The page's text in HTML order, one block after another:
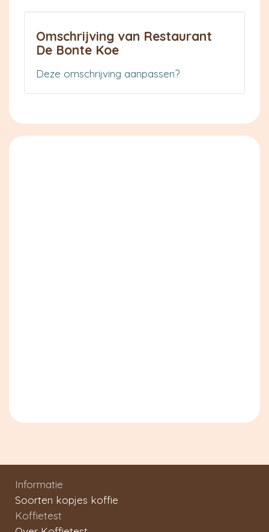
Omschrijving van Restaurant
De Bonte Koe
Deze omschrijving aanpassen?
Informatie
Soorten kopjes koffie
Koffietest